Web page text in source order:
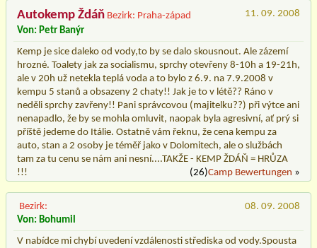
Autokemp Ždáň Bezirk: Praha-západ
11. 09. 2008
Von: Petr Banýr
Kemp je sice daleko od vody,to by se dalo skousnout. Ale zázemí
hrozné. Toalety jak za socialismu, sprchy otevřeny 8-10h a 19-21h,
ale v 20h už netekla teplá voda a to bylo z 6.9. na 7.9.2008 v
kempu 5 stanů a obsazeny 2 chaty!! Jak je to v létě?? Ráno v
neděli sprchy zavřeny!! Pani správcovou (majitelku??) při výtce ani
nenapadlo, že by se mohla omluvit, naopak byla agresivní, ať prý si
příště jedeme do Itálie. Ostatně vám řeknu, že cena kempu za
auto, stan a 2 osoby je téměř jako v Dolomitech, ale o službách
tam za tu cenu se nám ani nesní....TAKŽE - KEMP ŽDÁŇ = HRŮZA
!!!
(26)Camp Bewertungen »
Bezirk:
08. 09. 2008
Von: Bohumil
V nabídce mi chybí uvedení vzdálenosti střediska od vody.Spousta